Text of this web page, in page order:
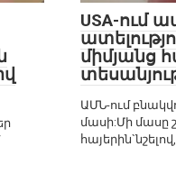
USA-ում
միմյանց
ԱՄՆ-ում
մասի:Մի մասը
հայերին`նշելով,